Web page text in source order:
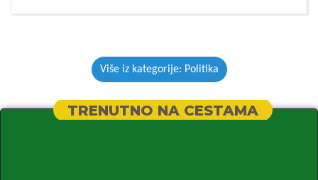
Više iz kategorije: Politika
TRENUTNO NA CESTAMA